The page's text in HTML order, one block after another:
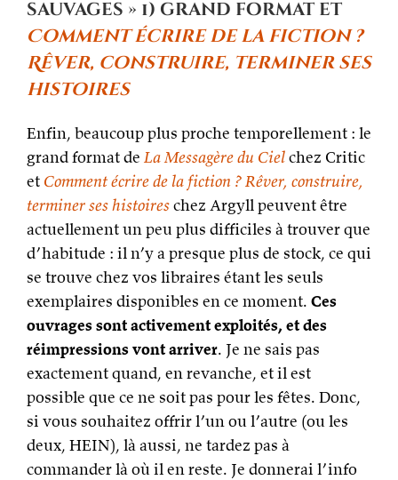
sauvages » 1) grand format et
Comment écrire de la fiction ?
Rêver, construire, terminer ses
histoires
Enfin, beaucoup plus proche temporellement : le
grand format de La Messagère du Cielchez Critic
et Comment écrire de la fiction ? Rêver, construire,
terminer ses histoireschez Argyll peuvent être
actuellement un peu plus difficiles à trouver que
d’habitude : il n’y a presque plus de stock, ce qui
se trouve chez vos libraires étant les seuls
exemplaires disponibles en ce moment. Ces
ouvrages sont activement exploités, et des
réimpressions vont arriver. Je ne sais pas
exactement quand, en revanche, et il est
possible que ce ne soit pas pour les fêtes. Donc,
si vous souhaitez offrir l’un ou l’autre (ou les
deux, HEIN), là aussi, ne tardez pas à
commander là où il en reste. Je donnerai l’info